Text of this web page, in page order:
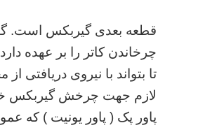
قطعه بعدی گیربکس است.
چرخاندن کاتر را بر عهده
تا بتواند با نیروی دریافتی
لازم جهت چرخش گیربکس
پاور پک ( پاور یونیت ) که